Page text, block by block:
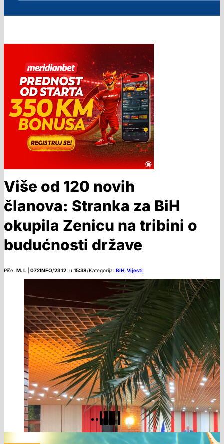
Više od 120 novih
članova: Stranka za BiH
okupila Zenicu na tribini o
budućnosti države
Piše: M. L | 072INFO/23.12. u 15:38/Kategorija: BiH,Vijesti